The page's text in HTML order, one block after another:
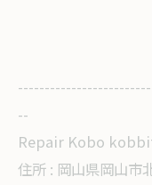
--
Repair Kobo
住所 : 岡山県岡山市